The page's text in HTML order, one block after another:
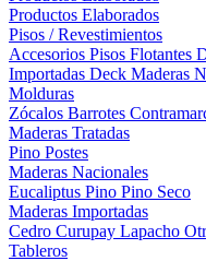
Productos Elaborados
Pisos / Revestimientos
Accesorios Pisos Flotantes
Importadas Deck Maderas
Molduras
Zócalos Barrotes
Maderas Tratadas
Pino Postes
Maderas Nacionales
Eucaliptus Pino Pino Seco
Maderas Importadas
Cedro Curupay Lapacho
Tableros